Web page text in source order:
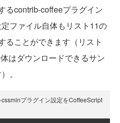
るcontrib-coffeeプラグイン
ファイル自体もリスト11の
ることができます（リスト
はダウンロードできるサン
。
プラグイン設定をCoffeeScript